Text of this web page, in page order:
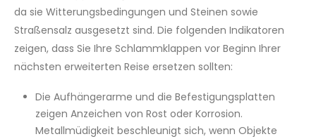
da sie Witterungsbedingungen und Steinen sowie
Straßensalz ausgesetzt sind. Die folgenden Indikatoren
zeigen, dass Sie Ihre Schlammklappen vor Beginn Ihrer
nächsten erweiterten Reise ersetzen sollten:
Die Aufhängerarme und die Befestigungsplatten
zeigen Anzeichen von Rost oder Korrosion.
Metallmüdigkeit beschleunigt sich, wenn Objekte